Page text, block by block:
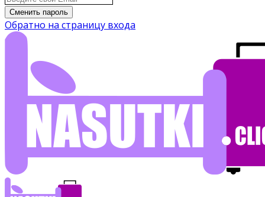
Сменить пароль
Обратно на страницу входа